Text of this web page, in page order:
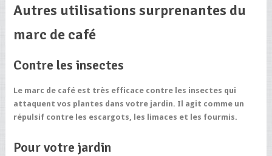
Autres utilisations surprenantes du
marc de café
Contre les insectes
Le marc de café est très efficace contre les insectes qui
attaquent vos plantes dans votre jardin. Il agit comme un
répulsif contre les escargots, les limaces et les fourmis.
Pour votre jardin